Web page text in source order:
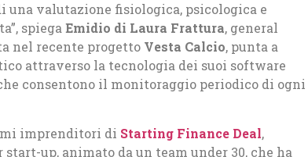
una valutazione fisiologica, psicologica e
spiega Emidio di Laura Frattura, general
nel recente progetto Vesta Calcio, punta a
attraverso la tecnologia dei suoi software
consentono il monitoraggio periodico di ogni
imprenditori di Starting Finance Deal,
up, animato da un team under 30, che ha